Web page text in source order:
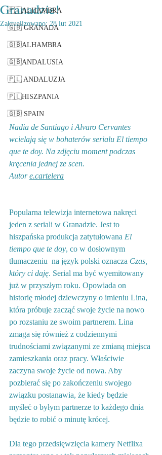
🇵🇱ALHAMBRA
🇬🇧 GRANADA
🇬🇧ALHAMBRA
🇬🇧ANDALUSIA
🇵🇱 ANDALUZJA
🇵🇱HISZPANIA
🇬🇧 SPAIN
Granadzie!
Zaktualizowano:28 lut 2021
Nadia de Santiago i Alvaro Cervantes
wcielają się w bohaterów serialu El tiempo
que te doy. Na zdjęciu moment podczas
kręcenia jednej ze scen.
Autor e.cartelera
Popularna telewizja internetowa nakręci
jeden z seriali w Granadzie. Jest to
hiszpańska produkcja zatytułowana El
tiempo que te doy, co w dosłownym
tłumaczeniu  na język polski oznacza Czas,
który ci daję. Serial ma być wyemitowany
już w przyszłym roku. Opowiada on
historię młodej dziewczyny o imieniu Lina,
która próbuje zacząć swoje życie na nowo
po rozstaniu ze swoim partnerem. Lina
zmaga się również z codziennymi
trudnościami związanymi ze zmianą miejsca
zamieszkania oraz pracy. Właściwie
zaczyna swoje życie od nowa. Aby
pozbierać się po zakończeniu swojego
związku postanawia, że kiedy będzie
myśleć o byłym partnerze to każdego dnia
będzie to robić o minutę krócej.
Dla tego przedsięwzięcia kamery Netflixa